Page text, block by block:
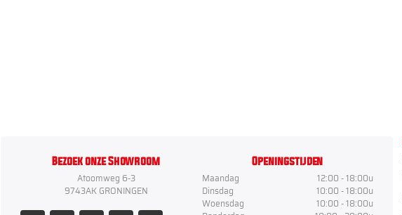
Bezoek onze Showroom
Atoomweg 6-3
9743AK GRONINGEN
Openingstijden
Maandag
12:00 - 18:00u
Dinsdag
10:00 - 18:00u
Woensdag
10:00 - 18:00u